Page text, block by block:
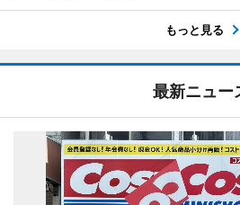
もっと見る
最新ニュー